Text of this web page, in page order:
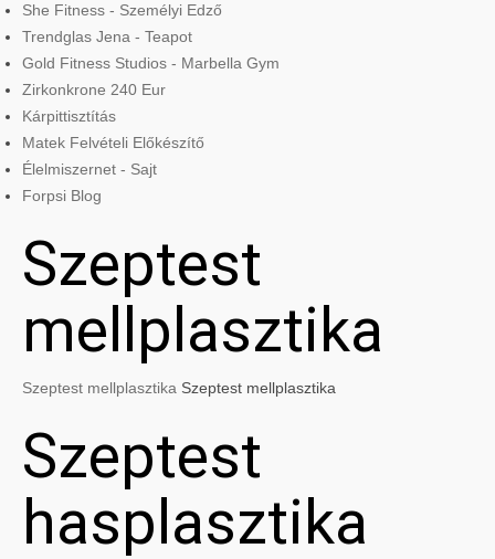
She Fitness - Személyi Edző
Trendglas Jena - Teapot
Gold Fitness Studios - Marbella Gym
Zirkonkrone 240 Eur
Kárpittisztítás
Matek Felvételi Előkészítő
Élelmiszernet - Sajt
Forpsi Blog
Szeptest
mellplasztika
Szeptest mellplasztika Szeptest mellplasztika
Szeptest
hasplasztika